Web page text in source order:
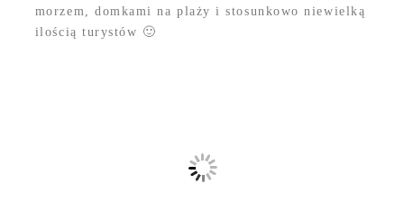
morzem, domkami na plaży i stosunkowo niewielką
ilością turystów 🙂